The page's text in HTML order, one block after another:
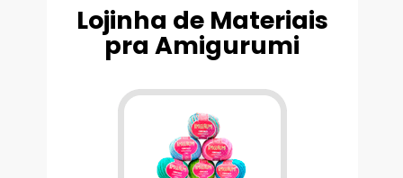
Lojinha de Materiais
pra Amigurumi